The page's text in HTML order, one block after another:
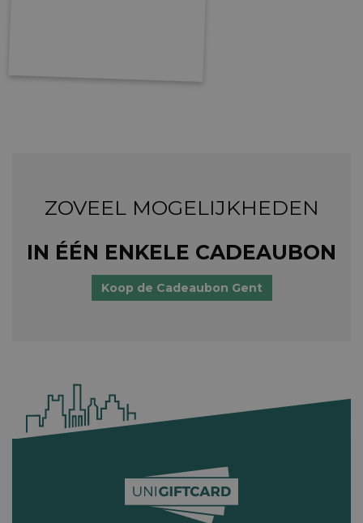
ZOVEEL MOGELIJKHEDEN
IN ÉÉN ENKELE CADEAUBON
Koop de Cadeaubon Gent